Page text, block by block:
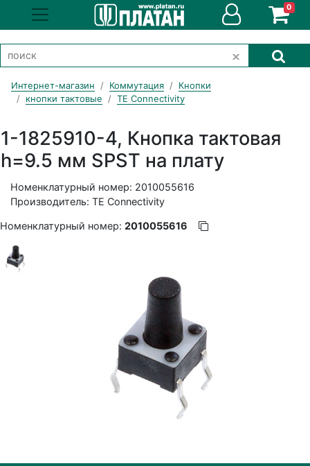
0
Интернет-магазин Коммутация
Кнопки
кнопки тактовые
TE Connectivity
1-1825910-4, Кнопка тактовая
h=9.5 мм SPST на плату
Номенклатурный номер: 2010055616
Производитель: TE Connectivity
Номенклатурный номер: 2010055616